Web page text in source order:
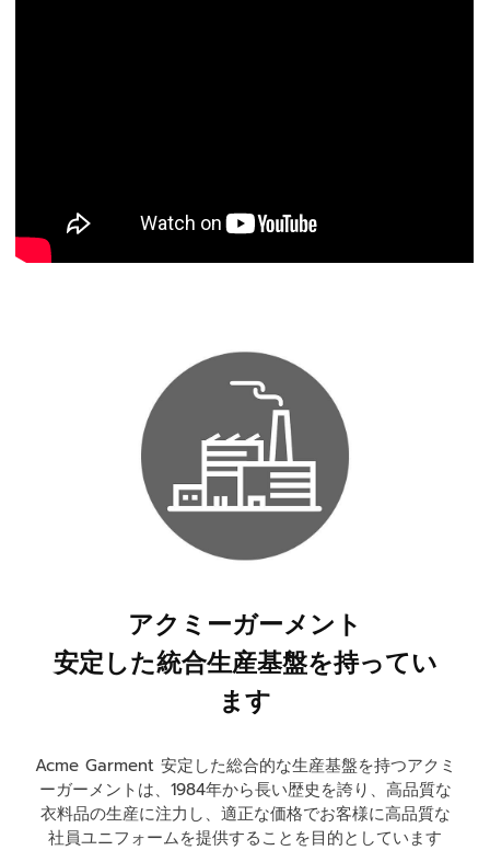
アクミーガーメント
安定した統合生産基盤を持ってい
ます
Acme Garment 安定した総合的な生産基盤を持つアクミ
ーガーメントは、1984年から長い歴史を誇り、高品質な
衣料品の生産に注力し、適正な価格でお客様に高品質な
社員ユニフォームを提供することを目的としています